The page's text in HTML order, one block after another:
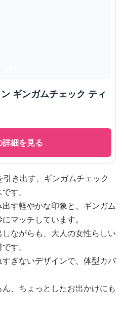
ギンガムチェック ティ
詳細を見る
き出す、ギンガムチェック
す。
す軽やかな印象と、ギンガム
マッチしています。
ながらも、大人の女性らしい
す。
ぎないデザインで、体型カバ
、ちょっとしたお出かけにも